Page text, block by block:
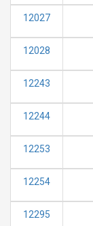
12027
12028
12243
12244
12253
12254
12295